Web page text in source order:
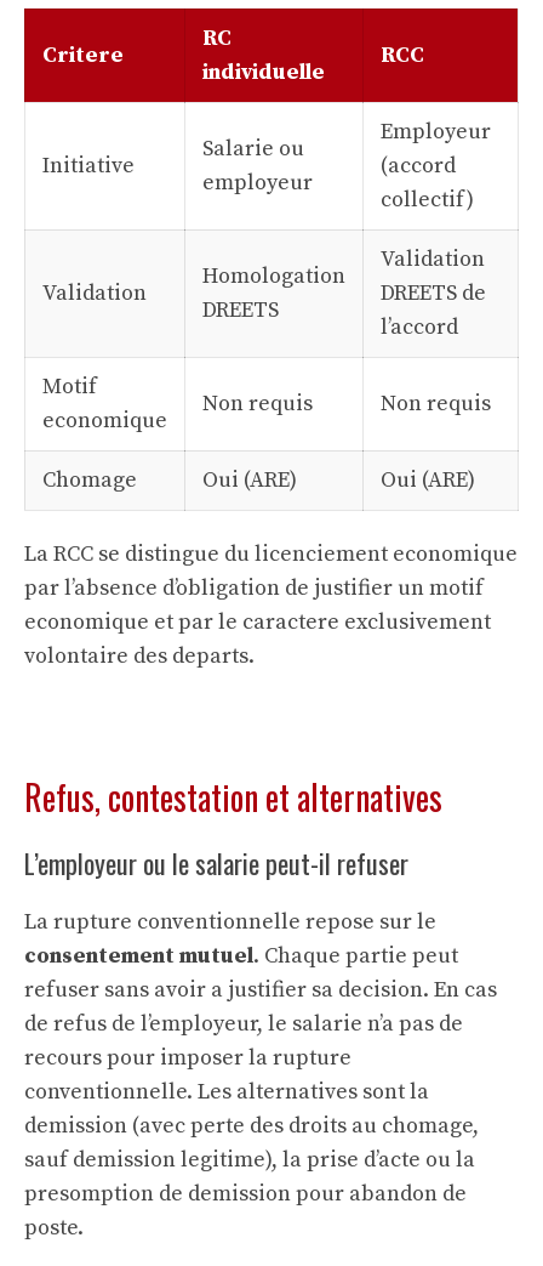
Critere
RC
individuelle
RCC
Initiative
Salarie ou
employeur
Employeur
(accord
collectif)
Validation
Homologation
DREETS
Validation
DREETS de
l’accord
Motif
economique
Non requis Non requis
Chomage Oui (ARE) Oui (ARE)
La RCC se distingue du licenciement economique
par l’absence d’obligation de justifier un motif
economique et par le caractere exclusivement
volontaire des departs.
Refus, contestation et alternatives
L’employeur ou le salarie peut-il refuser
La rupture conventionnelle repose sur le
consentement mutuel. Chaque partie peut
refuser sans avoir a justifier sa decision. En cas
de refus de l’employeur, le salarie n’a pas de
recours pour imposer la rupture
conventionnelle. Les alternatives sont la
demission (avec perte des droits au chomage,
saufdemission legitime), la prise d’acte ou la
presomption de demission pour abandon de
poste.